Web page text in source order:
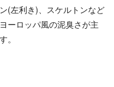
(左利き)、スケルトンなど
ーロッパ風の泥臭さが主
。